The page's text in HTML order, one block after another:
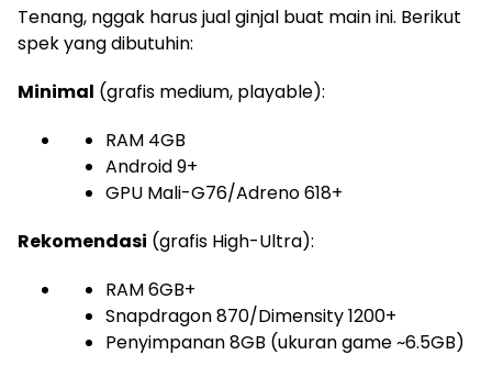
Tenang, nggak harus jual ginjal buat main ini. Berikut
spek yang dibutuhin:
Minimal (grafis medium, playable):
RAM 4GB
Android 9+
GPU Mali-G76/Adreno 618+
Rekomendasi (grafis High-Ultra):
RAM 6GB+
Snapdragon 870/Dimensity 1200+
Penyimpanan 8GB (ukuran game ~6.5GB)